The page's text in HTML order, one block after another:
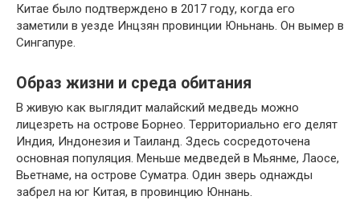
Китае было подтверждено в 2017 году, когда его
заметили в уезде Инцзян провинции Юньнань. Он вымер в
Сингапуре.
Образ жизни и среда обитания
В живую как выглядит малайский медведь можно
лицезреть на острове Борнео. Территориально его делят
Индия, Индонезия и Таиланд. Здесь сосредоточена
основная популяция. Меньше медведей в Мьянме, Лаосе,
Вьетнаме, на острове Суматра. Один зверь однажды
забрел на юг Китая, в провинцию Юннань.